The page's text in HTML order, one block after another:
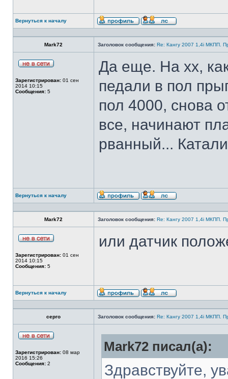
Вернуться к началу
Mark72 Заголовок сообщения: Re: Кангу 2007 1,4i МКПП.
Зарегистрирован: 01 сен
2014 10:15
Сообщения: 5
Да еще. На хх,
педали в пол
пол 4000, снова
все, начинают
рванный...
Вернуться к началу
Mark72 Заголовок сообщения: Re: Кангу 2007 1,4i МКПП.
Зарегистрирован: 01 сен
2014 10:15
Сообщения: 5
или датчик
Вернуться к началу
серго Заголовок сообщения: Re: Кангу 2007 1,4i МКПП.
Зарегистрирован: 08 мар
2016 15:26
Сообщения: 2
Mark72 писал(а):
Здравствуйте,